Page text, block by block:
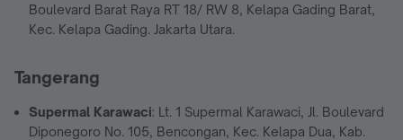
Boulevard Barat Raya RT 18/ RW 8, Kelapa Gading Barat,
Kec. Kelapa Gading. Jakarta Utara.
Tangerang
Supermal Karawaci: Lt. 1 Supermal Karawaci, Jl. Boulevard
Diponegoro No. 105, Bencongan, Kec. Kelapa Dua, Kab.